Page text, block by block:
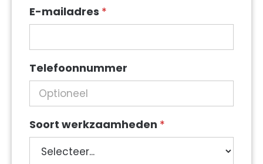
E-mailadres *
Telefoonnummer
Soort werkzaamheden *